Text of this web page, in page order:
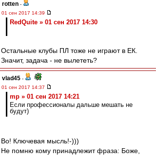
rotten -
01 сен 2017 14:39
RedQuite » 01 сен 2017 14:30
Остальные клубы ПЛ тоже не играют в ЕК.
Значит, задача - не вылететь?
vlad45 -
01 сен 2017 14:37
mp » 01 сен 2017 14:21
Если профессионалы дальше мешать не
будут)
Во! Ключевая мысль!-)))
Не помню кому принадлежит фраза: Боже,